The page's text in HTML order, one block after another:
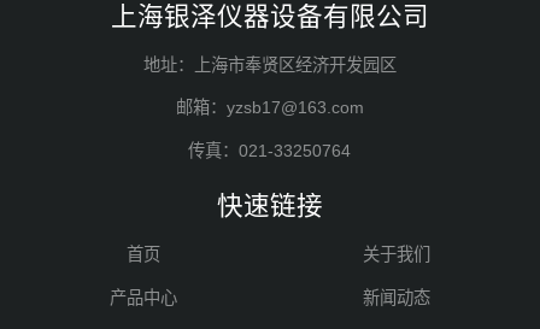
上海银泽仪器设备有限公司
地址：上海市奉贤区经济开发园区
邮箱：yzsb17@163.com
传真：021-33250764
快速链接
首页 关于我们
产品中心 新闻动态